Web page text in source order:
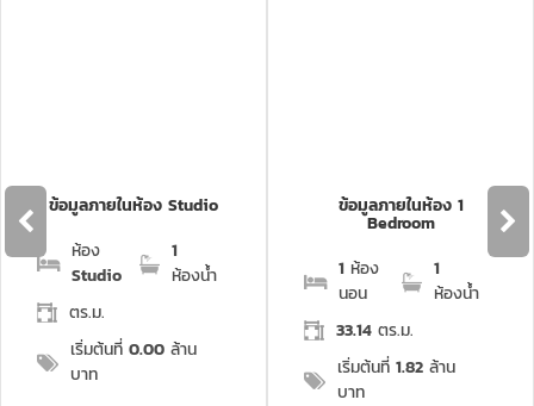
ข้อมูลภายในห้อง Studio
ห้อง
Studio
1
ห้องน้ำ
ตร.ม.
เริ่มต้นที่ 0.00 ล้าน
บาท
ข้อมูลภายในห้อง 1
Bedroom
1 ห้อง
นอน
1
ห้องน้ำ
33.14 ตร.ม.
เริ่มต้นที่ 1.82 ล้าน
บาท